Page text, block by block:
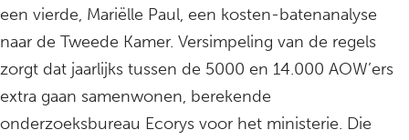
een vierde, Mariëlle Paul, een kosten-batenanalyse
naar de Tweede Kamer. Versimpeling van de regels
zorgt dat jaarlijks tussen de 5000 en 14.000 AOW’ers
extra gaan samenwonen, berekende
onderzoeksbureau Ecorys voor het ministerie. Die